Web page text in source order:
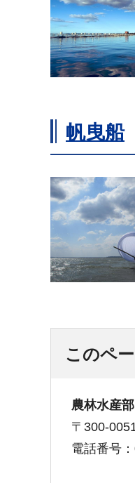
帆曳船
このペ
農林水産
〒300-
電話番号